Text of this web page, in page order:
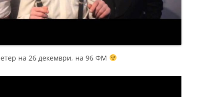
етер на 26 декември, на 96 ФМ